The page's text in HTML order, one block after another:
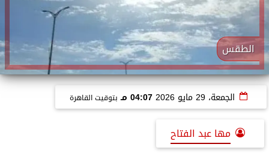
الطقس
الجمعة، 29 مايو 2026 04:07 مـ بتوقيت القاهرة
مها عبد الفتاح